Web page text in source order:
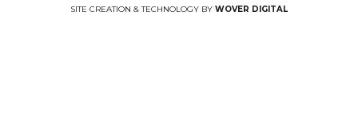
SITE CREATION & TECHNOLOGY BY WOVER DIGITAL